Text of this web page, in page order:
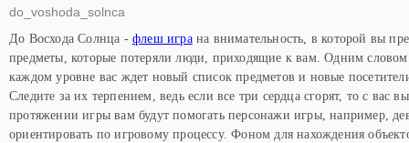
do_voshoda_solnca
До Восхода Солнца - флеш играна внимательность, в которой вы
предметы, которые потеряли люди, приходящие к вам. Одним
каждом уровне вас ждет новый список предметов и новые
Следите за их терпением, ведь если все три сердца сгорят, то с вас
протяжении игры вам будут помогать персонажи игры, например,
ориентировать по игровому процессу. Фоном для нахождения